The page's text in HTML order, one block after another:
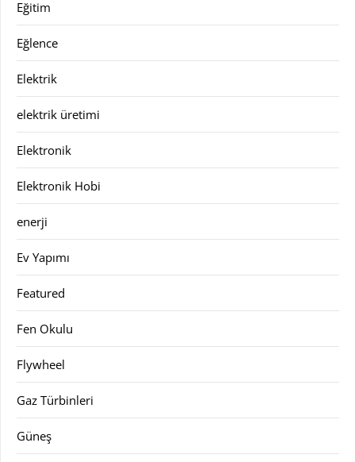
Eğitim
Eğlence
Elektrik
elektrik üretimi
Elektronik
Elektronik Hobi
enerji
Ev Yapımı
Featured
Fen Okulu
Flywheel
Gaz Türbinleri
Güneş